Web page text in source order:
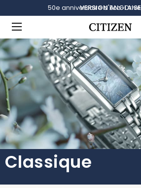
VERSION ANGLAISE
Classique
Ajouté à Gérer la liste